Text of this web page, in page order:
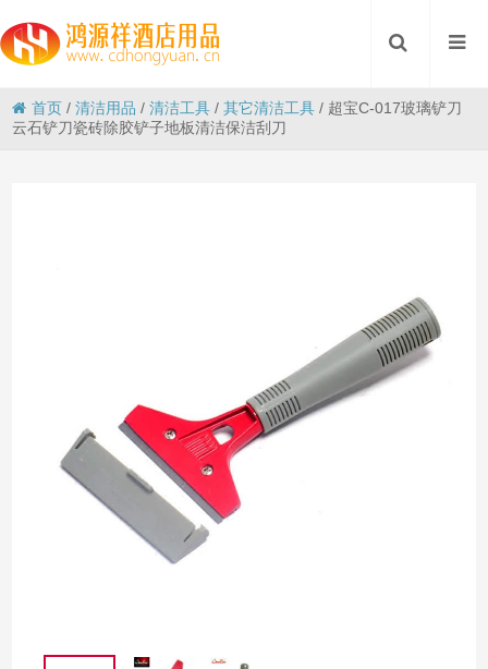
首页 /清洁用品 /清洁工具 /其它清洁工具 / 超宝C-017玻璃铲刀
云石铲刀瓷砖除胶铲子地板清洁保洁刮刀